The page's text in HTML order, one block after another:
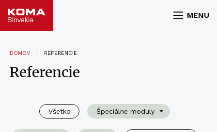
MENU
DOMOV REFERENCIE
Referencie
Všetko Špeciálne moduly